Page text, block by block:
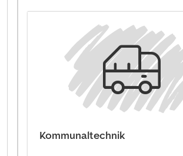
Kommunaltechnik